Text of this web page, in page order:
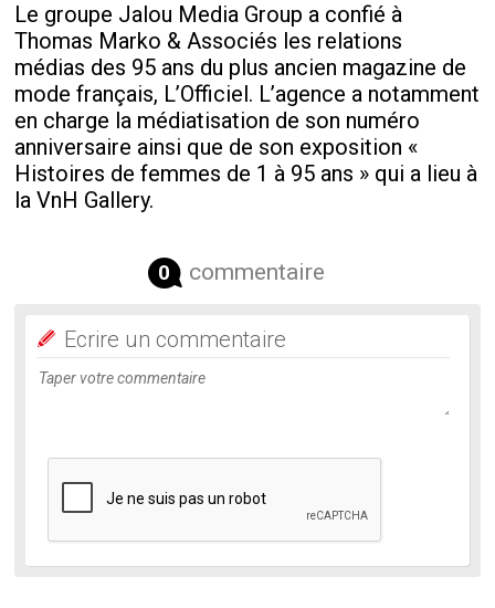
Le groupe Jalou Media Group a confié à
Thomas Marko & Associés les relations
médias des 95 ans du plus ancien magazine de
mode français, L’Officiel. L’agence a notamment
en charge la médiatisation de son numéro
anniversaire ainsi que de son exposition «
Histoires de femmes de 1 à 95 ans » qui a lieu à
la VnH Gallery.
0 commentaire
Ecrire un commentaire